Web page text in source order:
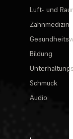
Luft- und
Zahnmedizin
Bildung
Schmuck
Audio